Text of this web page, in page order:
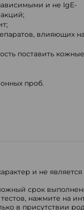
и не IgE-
влияющих на
поставить
проб.
и не
срок
нажмите на
в присутствии